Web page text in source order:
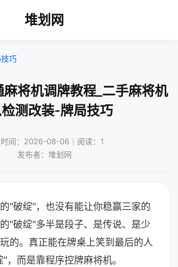
堆划网
巧
将机调牌教程_二手麻将机
测改装-牌局技巧
间：2026-08-06｜阅读：1
发布者：堆划网
"破绽"，也没有能让你稳赢三家的
"破绽"多半是段子、是传说、是少
的。真正能在牌桌上笑到最后的人
，而是靠程序控牌麻将机。